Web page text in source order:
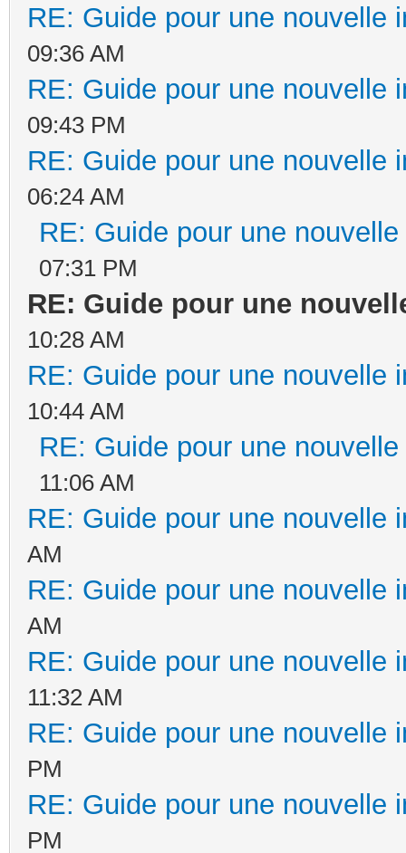
RE: Guide pour une nouvelle
09:36 AM
RE: Guide pour une nouvelle
09:43 PM
RE: Guide pour une nouvelle
06:24 AM
RE: Guide pour une
07:31 PM
RE: Guide pour une
10:28 AM
RE: Guide pour une nouvelle
10:44 AM
RE: Guide pour une
11:06 AM
RE: Guide pour une nouvelle
AM
RE: Guide pour une nouvelle
AM
RE: Guide pour une nouvelle
11:32 AM
RE: Guide pour une nouvelle
PM
RE: Guide pour une nouvelle
PM